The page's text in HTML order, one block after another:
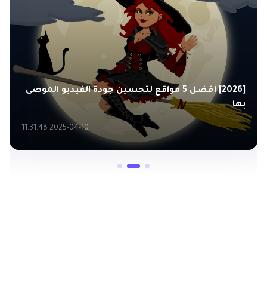
[2026] أفضل 5 مواقع لتحسين جودة الفيديو الموصى
بها
2025-04-10 11:31:48